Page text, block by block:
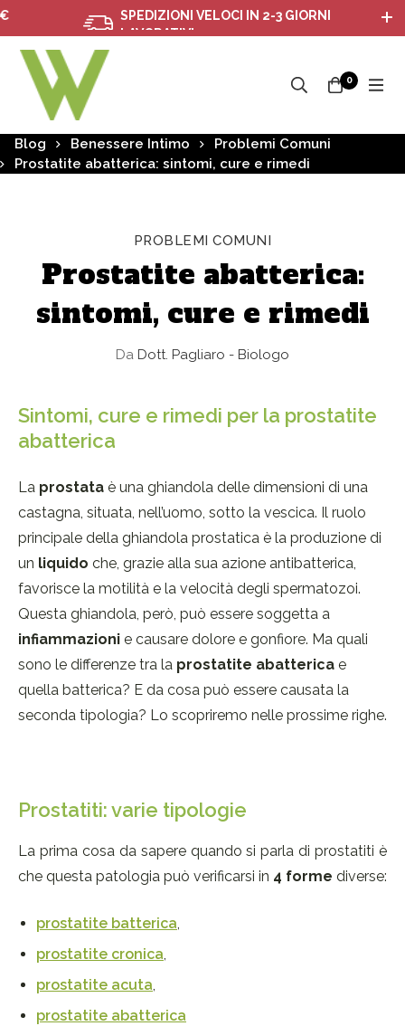
SPEDIZIONI VELOCI IN 2-3 GIORNI
LAVORATIVI
0
Blog Benessere Intimo
Problemi Comuni
Prostatite abatterica: sintomi, cure e rimedi
PROBLEMI COMUNI
Prostatite abatterica:
sintomi, cure e rimedi
Da Dott. Pagliaro - Biologo
Sintomi, cure e rimedi per la prostatite
abatterica
La prostata è una ghiandola delle dimensioni di una
castagna, situata, nell’uomo, sotto la vescica. Il ruolo
principale della ghiandola prostatica è la produzione di
un liquido che, grazie alla sua azione antibatterica,
favorisce la motilità e la velocità degli spermatozoi.
Questa ghiandola, però, può essere soggetta a
infiammazioni e causare dolore e gonfiore. Ma quali
sono le differenze tra la prostatite abatterica e
quella batterica? E da cosa può essere causata la
seconda tipologia? Lo scopriremo nelle prossime righe.
Prostatiti: varie tipologie
La prima cosa da sapere quando si parla di prostatiti è
che questa patologia può verificarsi in 4 forme diverse:
prostatite batterica,
prostatite cronica,
prostatite acuta,
prostatite abatterica